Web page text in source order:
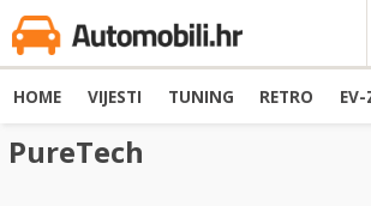
HOME VIJESTI TUNING RETRO
PureTech